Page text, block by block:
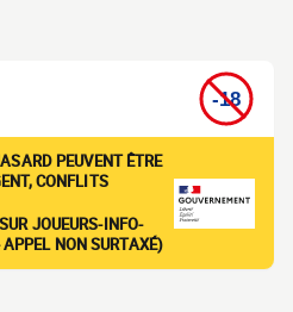
PEUVENT ÊTRE
CONFLITS
JOUEURS-INFO-
NON SURTAXÉ)